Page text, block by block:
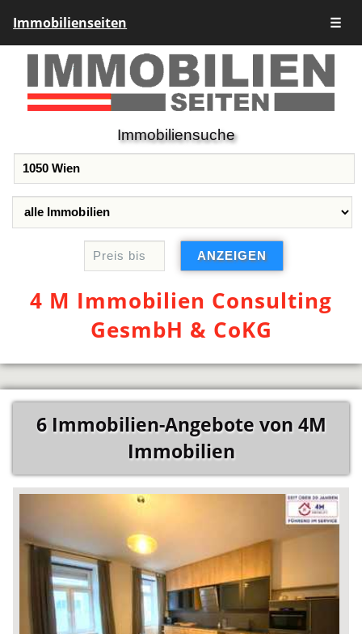
Immobilienseiten ☰
Immobiliensuche
4 M Immobilien Consulting
GesmbH & CoKG
6 Immobilien-Angebote von 4M
Immobilien